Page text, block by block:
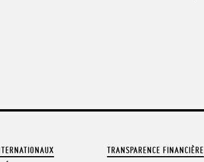
TRANSPARENCE FINANCIÈRE